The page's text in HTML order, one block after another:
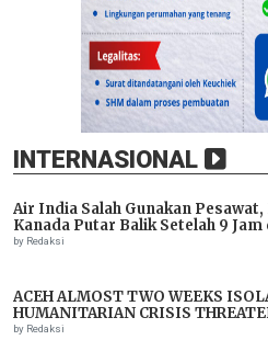
INTERNASIONAL
Air India Salah Gunakan
Kanada Putar Balik Setelah 9 Jam
by Redaksi
ACEH ALMOST TWO WEEKS
HUMANITARIAN CRISIS
IMMEDIATE ASSISTANCE
by Redaksi